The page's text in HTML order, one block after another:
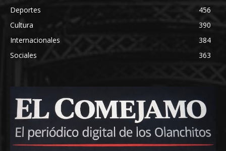
Deportes
456
Cultura
390
Internacionales
384
Sociales
363